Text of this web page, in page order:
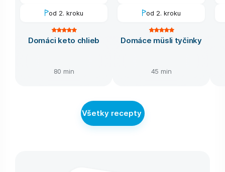
od 2. kroku
Domáci keto chlieb
80 min
od 2. kroku
Domáce müsli tyčinky
45 min
Všetky recepty